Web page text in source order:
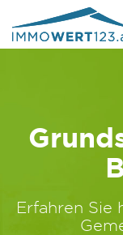
Erfahren Sie